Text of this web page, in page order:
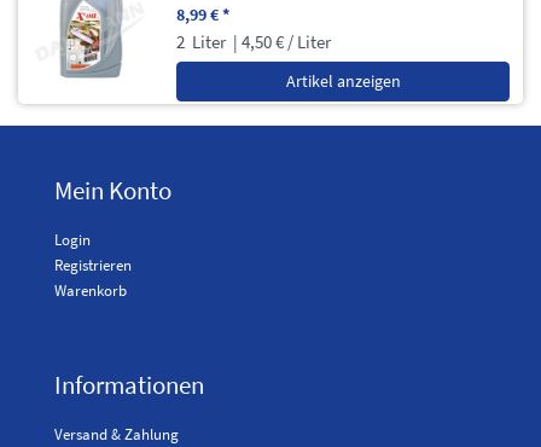
8,99 € *
2 Liter | 4,50 € / Liter
Artikel anzeigen
Mein Konto
Login
Registrieren
Warenkorb
Informationen
Versand & Zahlung